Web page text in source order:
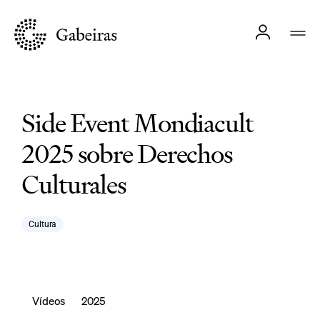
Side Event Mondiacult
2025 sobre Derechos
Culturales
Cultura
Vídeos 2025